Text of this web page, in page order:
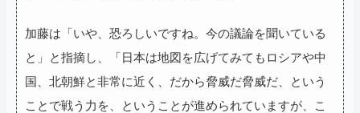
加藤は「いや、恐ろしいですね。今の議論を聞いている
と」と指摘し、「日本は地図を広げてみてもロシアや中
国、北朝鮮と非常に近く、だから脅威だ脅威だ、という
ことで戦う力を、ということが進められていますが、こ